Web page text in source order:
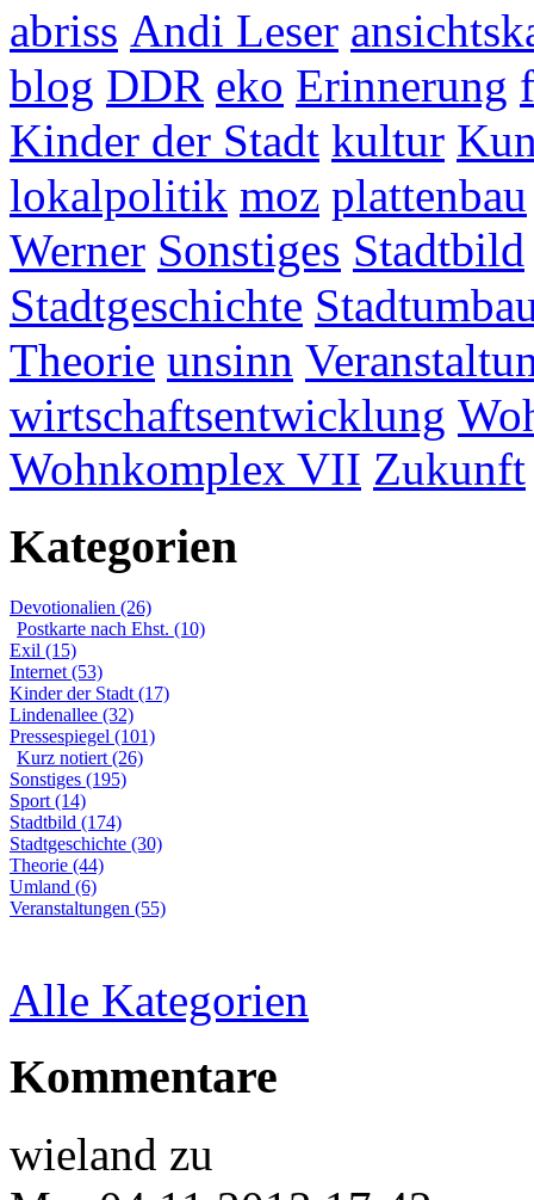
abriss Andi Leser
blog DDR eko Erinnerung
Kinder der Stadt kultur
lokalpolitik moz plattenbau
Werner Sonstiges Stadtbild
Stadtgeschichte
Theorie unsinn
wirtschaftsentwicklung
Wohnkomplex VII Zukunft
Kategorien
Devotionalien (26)
Postkarte nach Ehst. (10)
Exil (15)
Internet (53)
Kinder der Stadt (17)
Lindenallee (32)
Pressespiegel (101)
Kurz notiert (26)
Sonstiges (195)
Sport (14)
Stadtbild (174)
Stadtgeschichte (30)
Theorie (44)
Umland (6)
Veranstaltungen (55)
Alle Kategorien
Kommentare
wieland zu